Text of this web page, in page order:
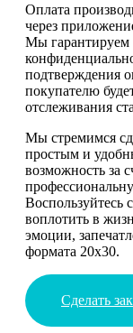
Оплата
через
Мы гарантируем
подтверждения
покупателю
отслеживания
Мы стремимся
простым и
возможность за
Воспользуйтесь
воплотить в
эмоции,
формата 20х30.
Сделать